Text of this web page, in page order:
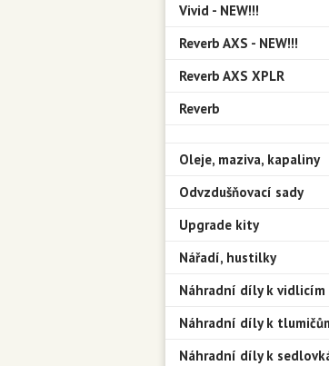
Vivid - NEW!!!
Reverb AXS - NEW!!!
Reverb AXS XPLR
Reverb
Oleje, maziva, kapaliny
Odvzdušňovací sady
Upgrade kity
Nářadí, hustilky
Náhradní díly k vidlicím
Náhradní díly k
Náhradní díly k